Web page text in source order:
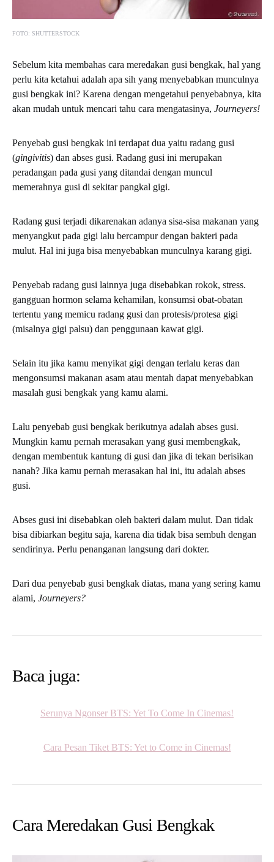
FOTO: SHUTTERSTOCK
Sebelum kita membahas cara meredakan gusi bengkak, hal yang
perlu kita ketahui adalah apa sih yang menyebabkan munculnya
gusi bengkak ini? Karena dengan mengetahui penyebabnya, kita
akan mudah untuk mencari tahu cara mengatasinya, Journeyers!
Penyebab gusi bengkak ini terdapat dua yaitu radang gusi
(gingivitis) dan abses gusi. Radang gusi ini merupakan
peradangan pada gusi yang ditandai dengan muncul
memerahnya gusi di sekitar pangkal gigi.
Radang gusi terjadi dikarenakan adanya sisa-sisa makanan yang
menyangkut pada gigi lalu bercampur dengan bakteri pada
mulut. Hal ini juga bisa menyebabkan munculnya karang gigi.
Penyebab radang gusi lainnya juga disebabkan rokok, stress.
gangguan hormon selama kehamilan, konsumsi obat-obatan
tertentu yang memicu radang gusi dan protesis/protesa gigi
(misalnya gigi palsu) dan penggunaan kawat gigi.
Selain itu jika kamu menyikat gigi dengan terlalu keras dan
mengonsumsi makanan asam atau mentah dapat menyebabkan
masalah gusi bengkak yang kamu alami.
Lalu penyebab gusi bengkak berikutnya adalah abses gusi.
Mungkin kamu pernah merasakan yang gusi membengkak,
dengan membentuk kantung di gusi dan jika di tekan berisikan
nanah? Jika kamu pernah merasakan hal ini, itu adalah abses
gusi.
Abses gusi ini disebabkan oleh bakteri dalam mulut. Dan tidak
bisa dibiarkan begitu saja, karena dia tidak bisa sembuh dengan
sendirinya. Perlu penanganan langsung dari dokter.
Dari dua penyebab gusi bengkak diatas, mana yang sering kamu
alami, Journeyers?
Baca juga:
Serunya Ngonser BTS: Yet To Come In Cinemas!
Cara Pesan Tiket BTS: Yet to Come in Cinemas!
Cara Meredakan Gusi Bengkak